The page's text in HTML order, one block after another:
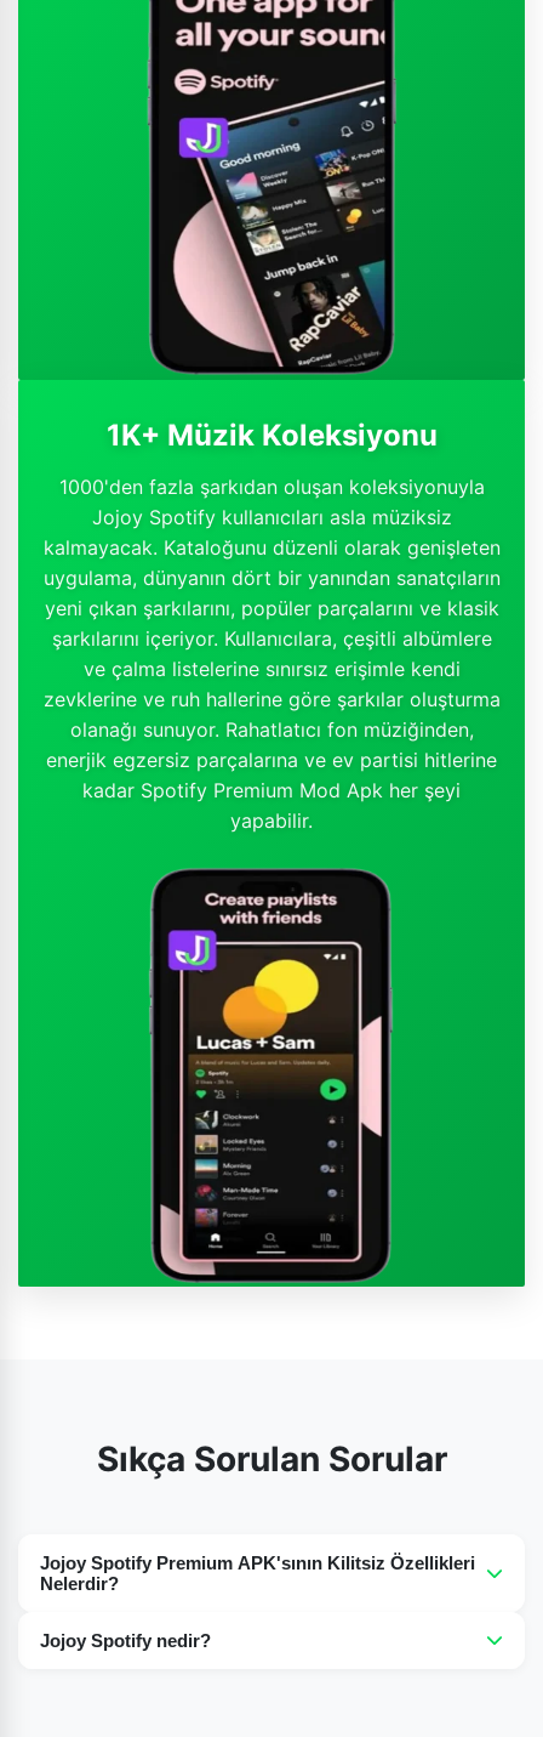
1K+ Müzik Koleksiyonu
1000'den fazla şarkıdan oluşan koleksiyonuyla
Jojoy Spotify kullanıcıları asla müziksiz
kalmayacak. Kataloğunu düzenli olarak genişleten
uygulama, dünyanın dört bir yanından sanatçıların
yeni çıkan şarkılarını, popüler parçalarını ve klasik
şarkılarını içeriyor. Kullanıcılara, çeşitli albümlere
ve çalma listelerine sınırsız erişimle kendi
zevklerine ve ruh hallerine göre şarkılar oluşturma
olanağı sunuyor. Rahatlatıcı fon müziğinden,
enerjik egzersiz parçalarına ve ev partisi hitlerine
kadar Spotify Premium Mod Apk her şeyi
yapabilir.
Sıkça Sorulan Sorular
Jojoy Spotify Premium APK'sının Kilitsiz Özellikleri
Nelerdir?
daha birçok özelliği var ve işte en iyi yönleri: 320 kbps'ye
Jojoy Spotify nedir?